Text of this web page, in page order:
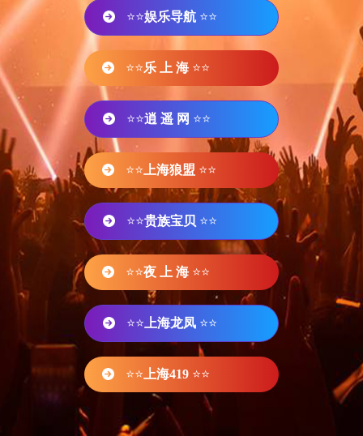
⭐⭐娱乐导航 ⭐⭐
⭐⭐乐 上 海 ⭐⭐
⭐⭐逍 遥 网 ⭐⭐
⭐⭐ 上海狼盟 ⭐⭐
⭐⭐贵族宝贝 ⭐⭐
⭐⭐夜 上 海 ⭐⭐
⭐⭐ 上海龙凤 ⭐⭐
⭐⭐ 上海419 ⭐⭐